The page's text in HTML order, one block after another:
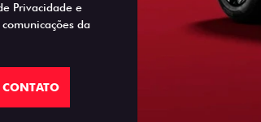
Privacidade e
da
CONTATO